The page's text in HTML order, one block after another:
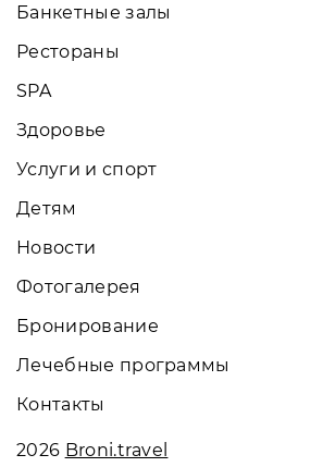
Банкетные залы
Рестораны
SPA
Здоровье
Услуги и спорт
Детям
Новости
Фотогалерея
Бронирование
Лечебные программы
Контакты
2026 Broni.travel